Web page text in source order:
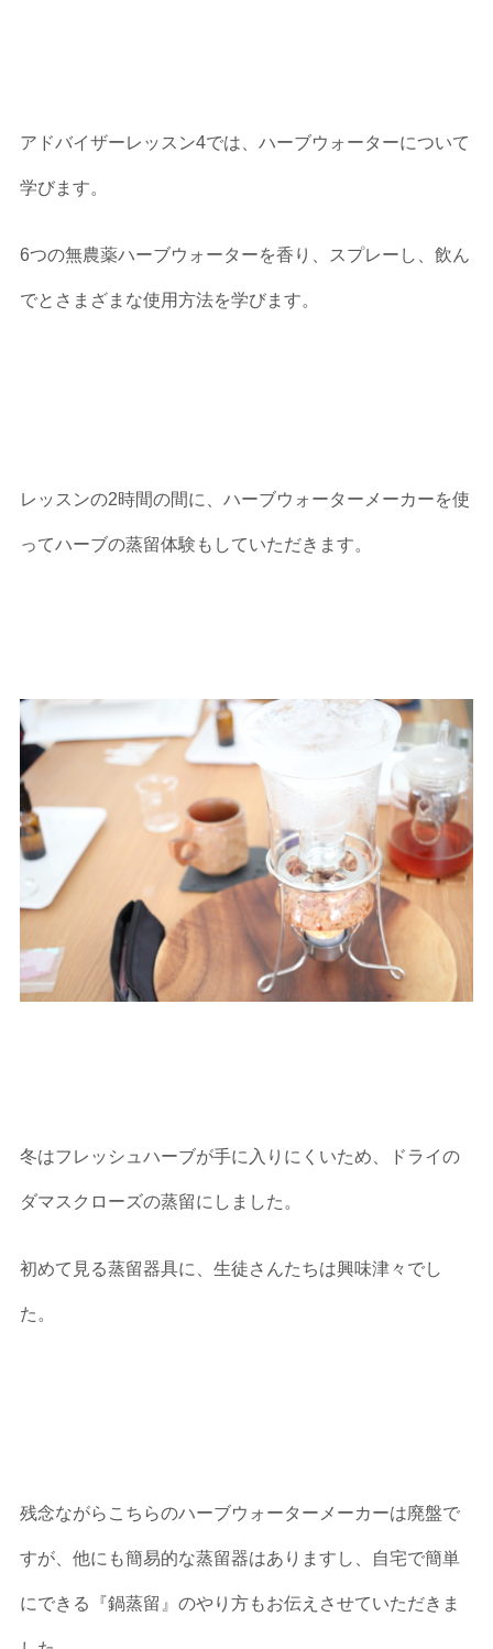
アドバイザーレッスン4では、ハーブウォーターについて
学びます。
6つの無農薬ハーブウォーターを香り、スプレーし、飲ん
でとさまざまな使用方法を学びます。
レッスンの2時間の間に、ハーブウォーターメーカーを使
ってハーブの蒸留体験もしていただきます。
冬はフレッシュハーブが手に入りにくいため、ドライの
ダマスクローズの蒸留にしました。
初めて見る蒸留器具に、生徒さんたちは興味津々でし
た。
残念ながらこちらのハーブウォーターメーカーは廃盤で
すが、他にも簡易的な蒸留器はありますし、自宅で簡単
にできる『鍋蒸留』のやり方もお伝えさせていただきま